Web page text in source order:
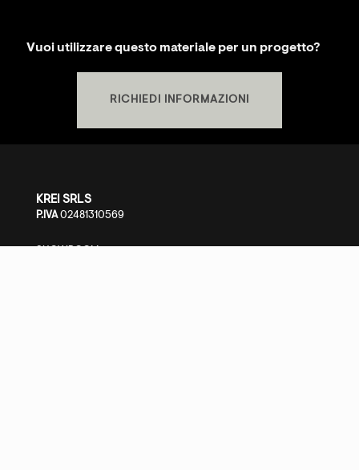
Vuoi utilizzare questo materiale per un progetto?
RICHIEDI INFORMAZIONI
KREI SRLS
P.IVA02481310569